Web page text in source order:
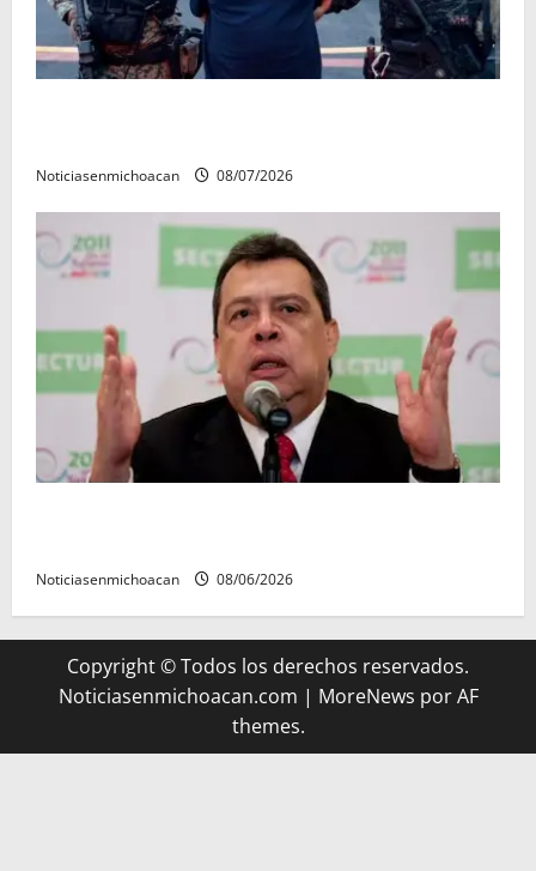
Noticiasenmichoacan 08/07/2026
Noticiasenmichoacan 08/06/2026
Copyright © Todos los derechos reservados.
Noticiasenmichoacan.com | MoreNews por AF
themes.